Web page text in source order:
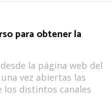
para obtener la
la página web del
vez abiertas las
los distintos canales